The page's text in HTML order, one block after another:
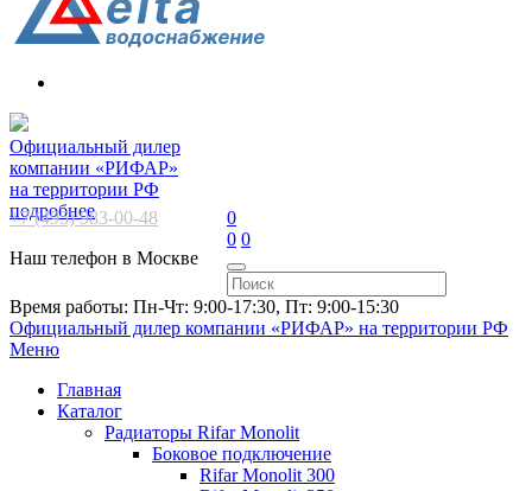
Официальный дилер
компании «РИФАР»
на территории РФ
подробнее
+7 (495) 983-00-48
Наш телефон в Москве
0
0 0
Время работы: Пн-Чт: 9:00-17:30, Пт: 9:00-15:30
Официальный дилер компании «РИФАР» на территории РФ
Меню
Главная
Каталог
Радиаторы Rifar Monolit
Боковое подключение
Rifar Monolit 300